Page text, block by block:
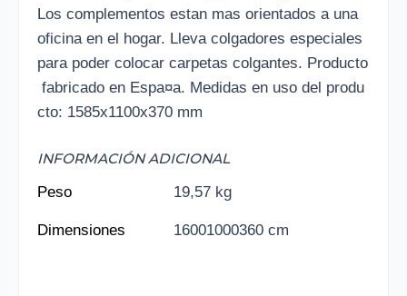
Los complementos estan mas orientados a una
oficina en el hogar. Lleva colgadores especiales
para poder colocar carpetas colgantes. Producto
fabricado en Espa¤a. Medidas en uso del produ
cto: 1585x1100x370 mm
INFORMACIÓN ADICIONAL
Peso
19,57 kg
Dimensiones 16001000360 cm